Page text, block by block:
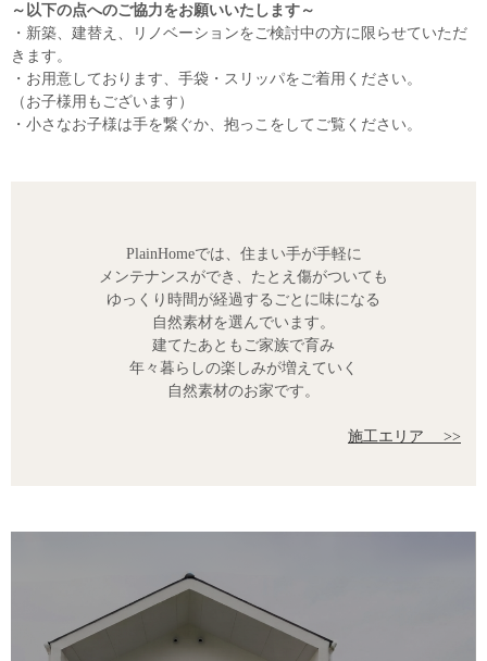
～以下の点へのご協力をお願いいたします～
・新築、建替え、リノベーションをご検討中の方に限らせていただ
きます。
・お用意しております、手袋・スリッパをご着用ください。
（お子様用もございます）
・小さなお子様は手を繋ぐか、抱っこをしてご覧ください。
PlainHomeでは、住まい手が手軽に
メンテナンスができ、たとえ傷がついても
ゆっくり時間が経過するごとに味になる
自然素材を選んでいます。
建てたあともご家族で育み
年々暮らしの楽しみが増えていく
自然素材のお家です。
施工エリア >>